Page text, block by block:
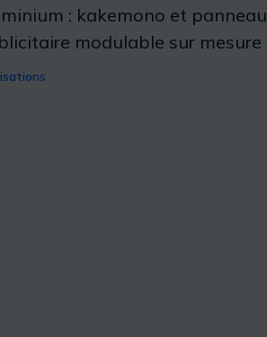
: kakemono et panneau
modulable sur mesure